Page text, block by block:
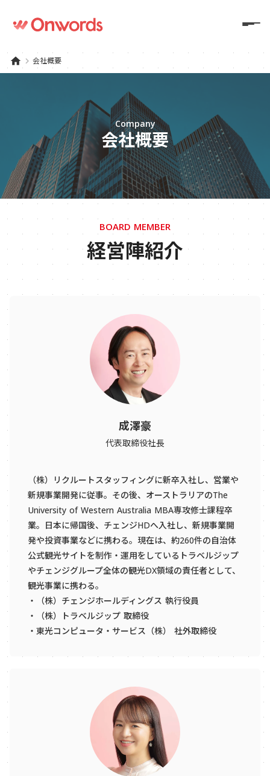
home keyboard_arrow_right 会社概要
Company
会社概要
BOARD MEMBER
経営陣紹介
成澤豪
代表取締役社長
（株）リクルートスタッフィングに新卒入社し、営業や
新規事業開発に従事。その後、オーストラリアのThe
University of Western Australia MBA専攻修士課程卒
業。日本に帰国後、チェンジHDへ入社し、新規事業開
発や投資事業などに携わる。現在は、約260件の自治体
公式観光サイトを制作・運用をしているトラベルジップ
やチェンジグループ全体の観光DX領域の責任者として、
観光事業に携わる。
・（株）チェンジホールディングス 執行役員
・（株）トラベルジップ 取締役
・東光コンピュータ・サービス（株） 社外取締役